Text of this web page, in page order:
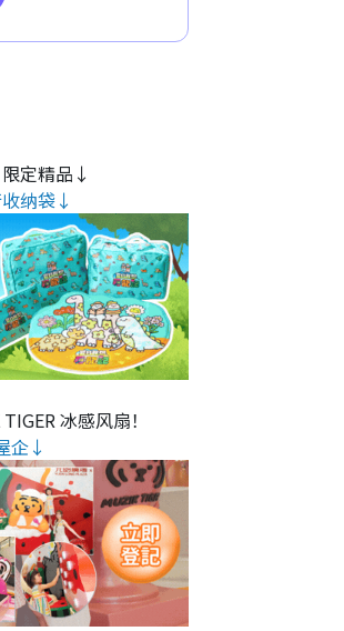
定精品↓
纳袋↓
冰感风扇！
企↓